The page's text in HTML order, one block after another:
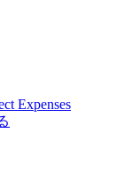
Expenses